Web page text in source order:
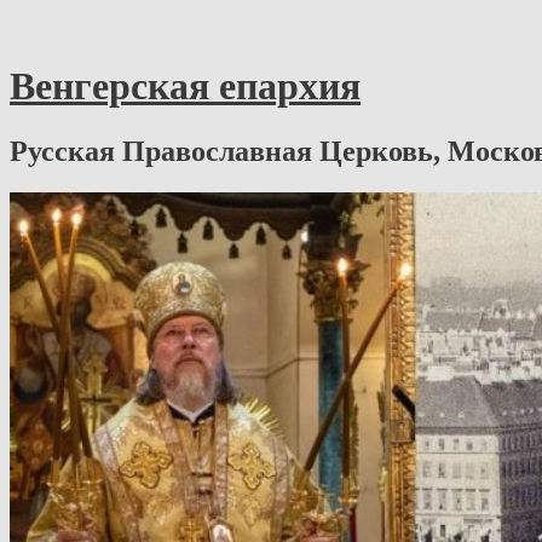
Венгерская епархия
Русская Православная Церковь,